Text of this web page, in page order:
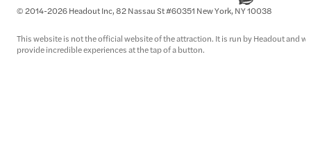
© 2014-2026 Headout Inc, 82 Nassau St #60351 New York, NY 10038
This website is not the official website of the attraction. It is run by Headout and
provide incredible experiences at the tap of a button.